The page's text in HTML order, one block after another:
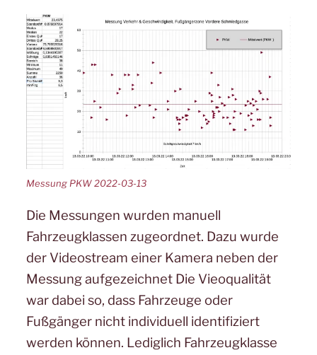
Messung PKW 2022-03-13
Die Messungen wurden manuell
Fahrzeugklassen zugeordnet. Dazu wurde
der Videostream einer Kamera neben der
Messung aufgezeichnet Die Vieoqualität
war dabei so, dass Fahrzeuge oder
Fußgänger nicht individuell identifiziert
werden können. Lediglich Fahrzeugklasse